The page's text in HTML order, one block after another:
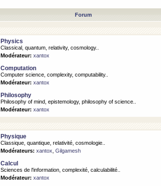
Forum
Physics
Classical, quantum, relativity, cosmology..
Modérateur: xantox
Computation
Computer science, complexity, computability..
Modérateur: xantox
Philosophy
Philosophy of mind, epistemology, philosophy of science..
Modérateur: xantox
Physique
Classique, quantique, relativité, cosmologie..
Modérateurs: xantox Gilgamesh
Calcul
Sciences de l'information, complexité, calculabilité..
Modérateur: xantox